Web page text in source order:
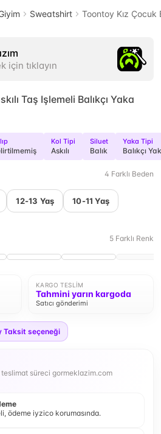
Sweatshirt Toontoy Kız Çocuk
için tıklayın
Taş Işlemeli Balıkçı Yaka
Kol Tipi
Askılı
Siluet
Balık
Yaka Tipi
Balıkçı
4 Farklı Beden
12-13 Yaş 10-11 Yaş
5 Farklı Renk
KARGO TESLIM
Tahmini yarın kargoda
Satıcı gönderimi
Taksit seçeneği
teslimat süreci gormeklazim.com
ödeme iyzico korumasında.